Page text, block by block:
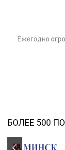
Ежегодно
БОЛЕЕ 500